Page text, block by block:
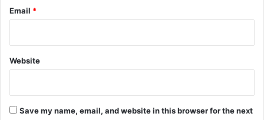
Email *
Website
Save my name, email, and website in this browser for the next